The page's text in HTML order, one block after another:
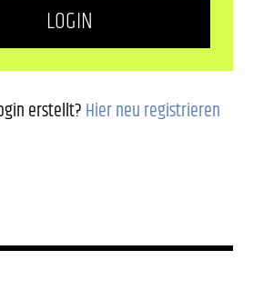
LOGIN
erstellt?Hier neu registrieren